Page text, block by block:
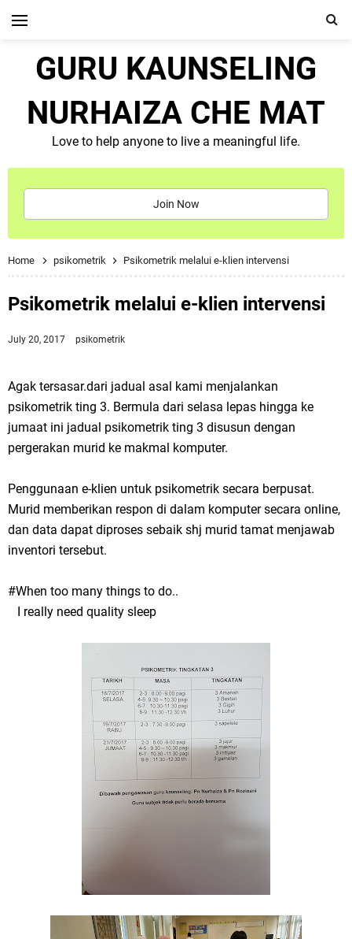
GURU KAUNSELING
NURHAIZA CHE MAT
Love to help anyone to live a meaningful life.
Join Now
Home psikometrik Psikometrik melalui e-klien intervensi
Psikometrik melalui e-klien intervensi
July 20, 2017 psikometrik
Agak tersasar.dari jadual asal kami menjalankan
psikometrik ting 3. Bermula dari selasa lepas hingga ke
jumaat ini jadual psikometrik ting 3 disusun dengan
pergerakan murid ke makmal komputer.
Penggunaan e-klien untuk psikometrik secara berpusat.
Murid memberikan respon di dalam komputer secara online,
dan data dapat diproses sebaik shj murid tamat menjawab
inventori tersebut.
#When too many things to do..
I really need quality sleep